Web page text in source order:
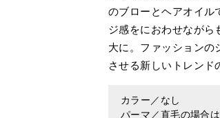
のブローとヘアオイル
ジ感をにおわせながら
大に。ファッションの
させる新しいトレンド
カラー／なし
パーマ／直毛の場合